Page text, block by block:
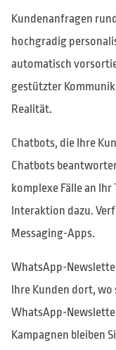
Kundenanfragen
hochgradig
automatisch
gestützter
Realität.
Chatbots, die Ihre
Chatbots
komplexe Fälle an
Interaktion dazu.
Messaging-Apps.
WhatsApp-
Ihre Kunden dort,
WhatsApp-
Kampagnen bleiben